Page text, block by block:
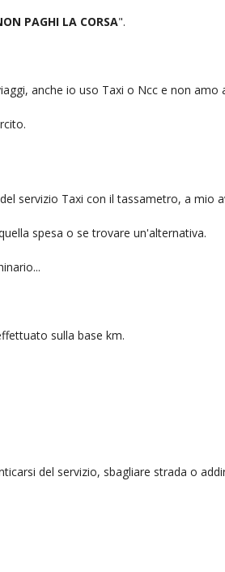
PAGHI LA CORSA".
anche io uso Taxi o Ncc e non amo
servizio Taxi con il tassametro, a mio
spesa o se trovare un'alternativa.
sulla base km.
del servizio, sbagliare strada o